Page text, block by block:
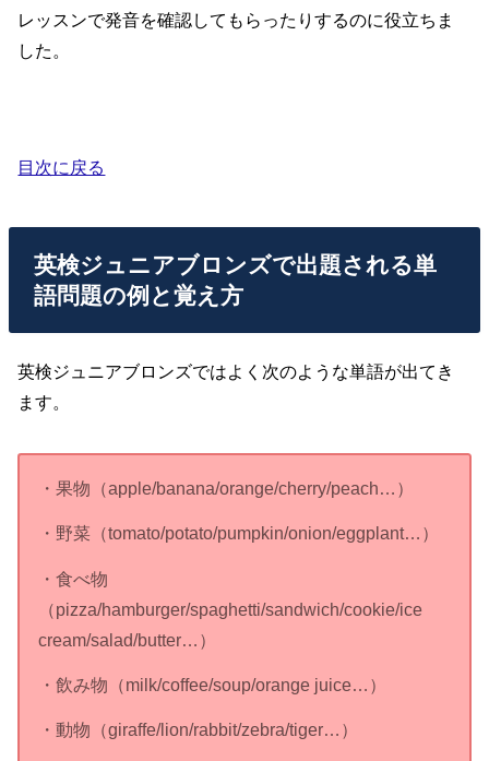
レッスンで発音を確認してもらったりするのに役立ちま
した。
目次に戻る
英検ジュニアブロンズで出題される単
語問題の例と覚え方
英検ジュニアブロンズではよく次のような単語が出てき
ます。
・果物（apple/banana/orange/cherry/peach…）
・野菜（tomato/potato/pumpkin/onion/eggplant…）
・食べ物
（pizza/hamburger/spaghetti/sandwich/cookie/ice
cream/salad/butter…）
・飲み物（milk/coffee/soup/orange juice…）
・動物（giraffe/lion/rabbit/zebra/tiger…）